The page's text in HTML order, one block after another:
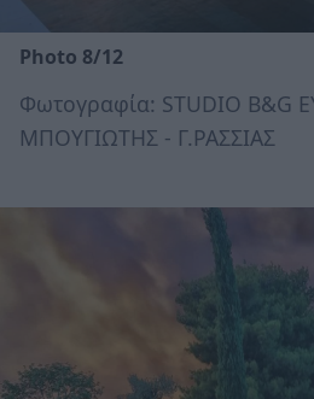
Photo 8/12
Φωτογραφία: STUDIO B&G
ΜΠΟΥΓΙΩΤΗΣ - Γ.ΡΑΣΣΙΑΣ